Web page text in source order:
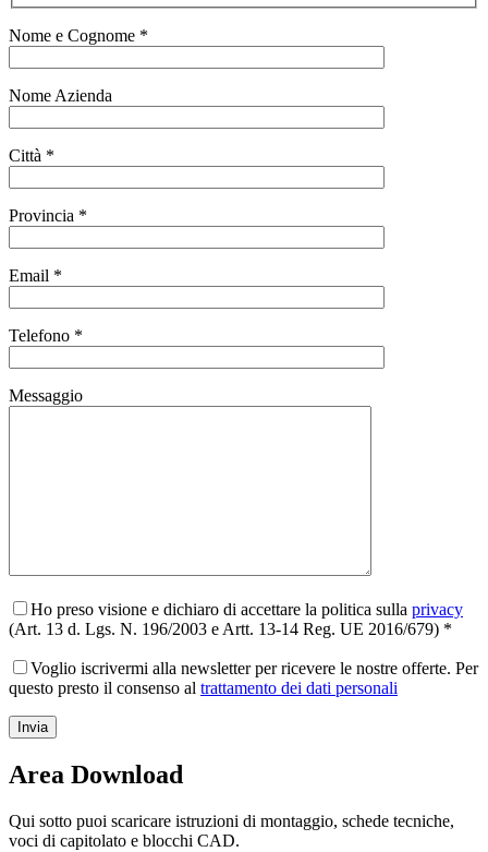
Nome e Cognome *
Nome Azienda
Città *
Provincia *
Email *
Telefono *
Messaggio
Ho preso visione e dichiaro di accettare la politica sulla privacy
(Art. 13 d. Lgs. N. 196/2003 e Artt. 13-14 Reg. UE 2016/679) *
Voglio iscrivermi alla newsletter per ricevere le nostre offerte. Per
questo presto il consenso al trattamento dei dati personali
Area Download
Qui sotto puoi scaricare istruzioni di montaggio, schede tecniche,
voci di capitolato e blocchi CAD.